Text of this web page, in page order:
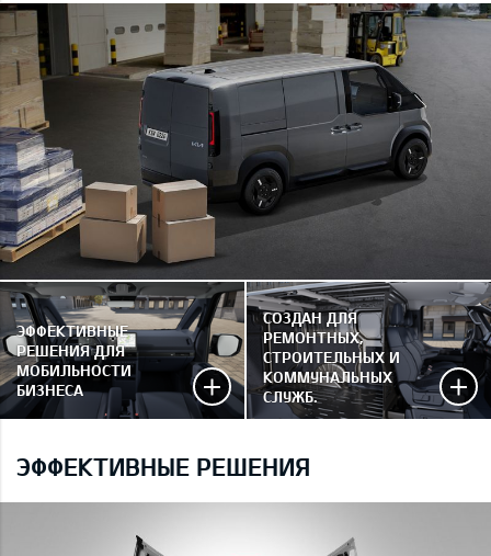
ЭФФЕКТИВНЫЕ
РЕШЕНИЯ ДЛЯ
МОБИЛЬНОСТИ
БИЗНЕСА
СОЗДАН ДЛЯ
РЕМОНТНЫХ,
СТРОИТЕЛЬНЫХ И
КОММУНАЛЬНЫХ
СЛУЖБ.
ЭФФЕКТИВНЫЕ РЕШЕНИЯ